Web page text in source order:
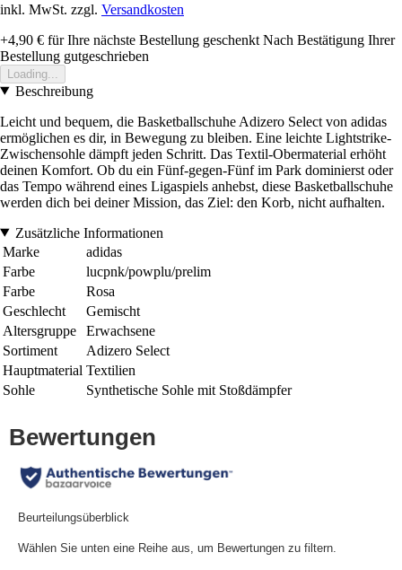
inkl. MwSt. zzgl. Versandkosten
+4,90 € für Ihre nächste Bestellung geschenkt Nach Bestätigung Ihrer
Bestellung gutgeschrieben
Loading...
Beschreibung
Leicht und bequem, die Basketballschuhe Adizero Select von adidas
ermöglichen es dir, in Bewegung zu bleiben. Eine leichte Lightstrike-
Zwischensohle dämpft jeden Schritt. Das Textil-Obermaterial erhöht
deinen Komfort. Ob du ein Fünf-gegen-Fünf im Park dominierst oder
das Tempo während eines Ligaspiels anhebst, diese Basketballschuhe
werden dich bei deiner Mission, das Ziel: den Korb, nicht aufhalten.
Zusätzliche Informationen
Marke
adidas
Farbe
lucpnk/powplu/prelim
Farbe
Rosa
Geschlecht
Gemischt
Altersgruppe
Erwachsene
Sortiment
Adizero Select
Hauptmaterial Textilien
Sohle
Synthetische Sohle mit Stoßdämpfer